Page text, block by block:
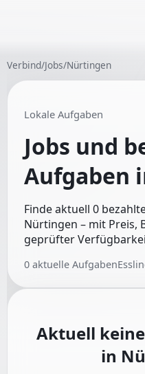
Verbind/Jobs/Nürtingen
Lokale Aufgaben
Jobs und
Aufgaben
Finde aktuell 0
Nürtingen – mit Preis,
geprüfter
0 aktuelle Aufgaben
Aktuell
in